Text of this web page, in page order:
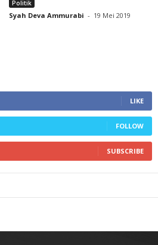
Politik
Syah Deva Ammurabi - 19 Mei 2019
LIKE
FOLLOW
SUBSCRIBE